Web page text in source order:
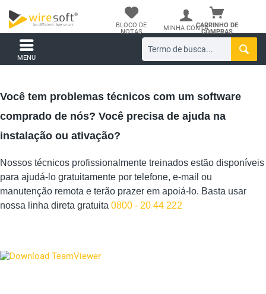
CARRINHO DE
COMPRAS
BLOCO DE
NOTAS
MINHA CONTA
MENU
Você tem problemas técnicos com um software
comprado de nós? Você precisa de ajuda na
instalação ou ativação?
Nossos técnicos profissionalmente treinados estão disponíveis
para ajudá-lo gratuitamente por telefone, e-mail ou
manutenção remota e terão prazer em apoiá-lo. Basta usar
nossa linha direta gratuita 0800 - 20 44 222